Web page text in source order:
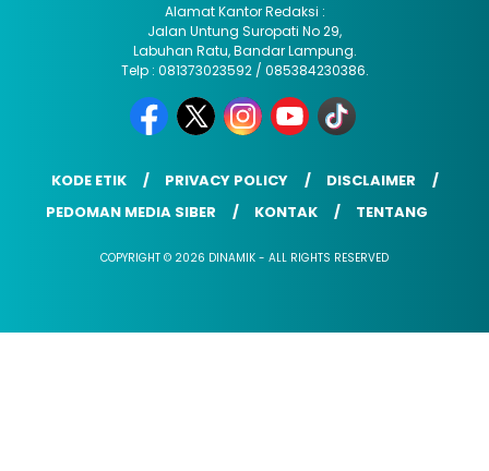
Alamat Kantor Redaksi :
Jalan Untung Suropati No 29,
Labuhan Ratu, Bandar Lampung.
Telp : 081373023592 / 085384230386.
KODE ETIK PRIVACY POLICY
DISCLAIMER
PEDOMAN MEDIA SIBER
KONTAK TENTANG
COPYRIGHT © 2026 DINAMIK - ALL RIGHTS RESERVED